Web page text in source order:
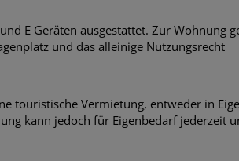
E Geräten ausgestattet. Zur Wohnung
und das alleinige Nutzungsrecht
touristische Vermietung, entweder in
kann jedoch für Eigenbedarf jederzeit